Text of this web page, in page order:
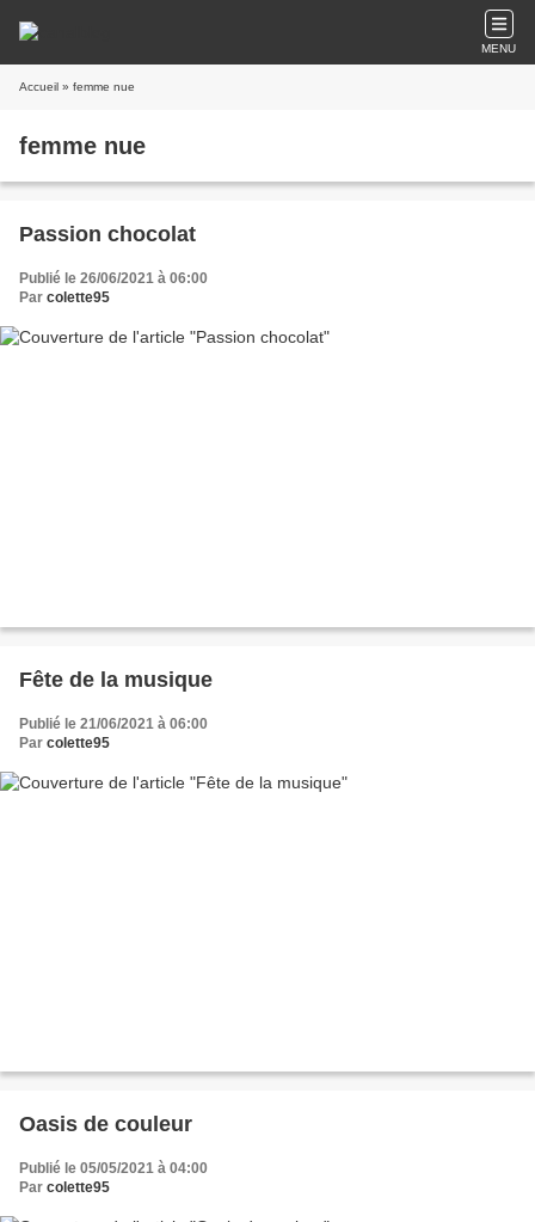
MENU
Accueil » femme nue
femme nue
Passion chocolat
Publié le 26/06/2021 à 06:00
Par colette95
Fête de la musique
Publié le 21/06/2021 à 06:00
Par colette95
Oasis de couleur
Publié le 05/05/2021 à 04:00
Par colette95